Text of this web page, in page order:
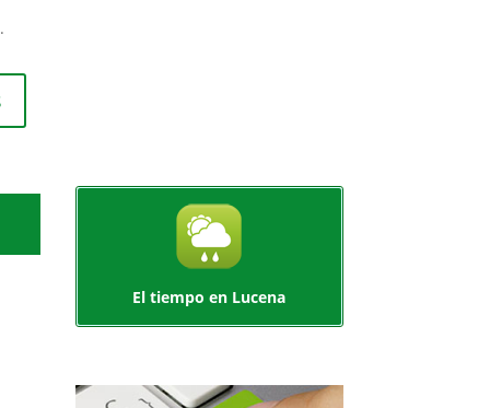
El tiempo en Lucena